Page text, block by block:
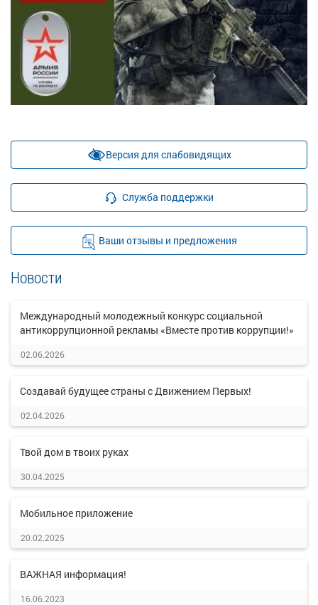
Версия для слабовидящих
Служба поддержки
Ваши отзывы и предложения
Новости
Международный молодежный конкурс социальной
антикоррупционной рекламы «Вместе против коррупции!»
02.06.2026
Создавай будущее страны с Движением Первых!
02.04.2026
Твой дом в твоих руках
30.04.2025
Мобильное приложение
20.02.2025
ВАЖНАЯ информация!
16.06.2023